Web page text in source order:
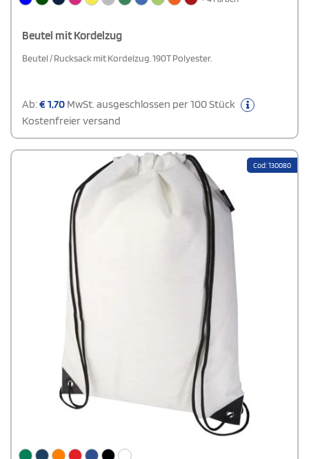
Beutel mit Kordelzug
Beutel / Rucksack mit Kordelzug. 190T Polyester.
Ab:€1,70 MwSt. ausgeschlossen per 100 Stück
Kostenfreier versand
Cod: 130080